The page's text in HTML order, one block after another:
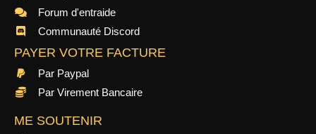
Forum d'entraide
Communauté Discord
PAYER VOTRE FACTURE
Par Paypal
Par Virement Bancaire
ME SOUTENIR